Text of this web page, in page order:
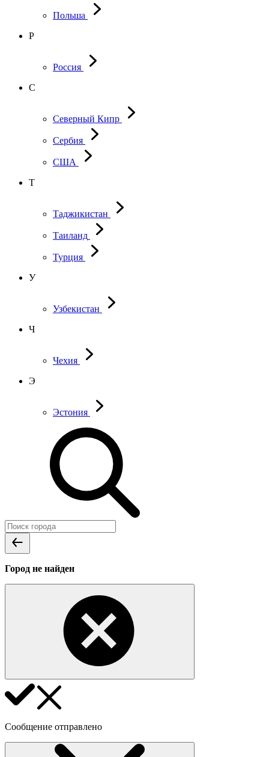
Польша
Р
Россия
С
Северный Кипр
Сербия
США
Т
Таджикистан
Таиланд
Турция
У
Узбекистан
Ч
Чехия
Э
Эстония
Город не найден
Сообщение отправлено